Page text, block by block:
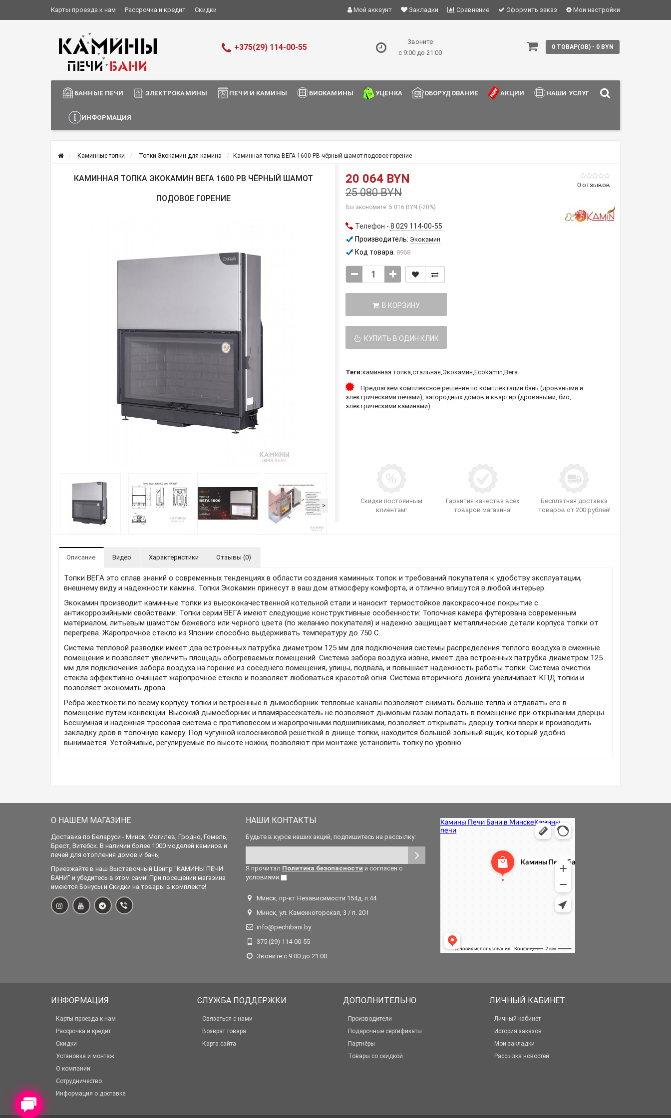
Карты проезда к нам Рассрочка и кредит Скидки
Информация о доставке
Мой аккаунт Закладки Сравнение Оформить заказ Мои настройки
+375(29) 114-00-55
Звоните
с 9:00 до 21:00
0 ТОВАР(ОВ) - 0 BYN
БАННЫЕ ПЕЧИ ЭЛЕКТРОКАМИНЫ ПЕЧИ И КАМИНЫ БИОКАМИНЫ УЦЕНКА ОБОРУДОВАНИЕ АКЦИИ НАШИ УСЛУГИ
ИНФОРМАЦИЯ
Каминные топки Топки Экокамин для камина Каминная топка ВЕГА 1600 РB чёрный шамот подовое горение
КАМИННАЯ ТОПКА ЭКОКАМИН ВЕГА 1600 РB ЧЁРНЫЙ ШАМОТ
ПОДОВОЕ ГОРЕНИЕ
>
0 отзывов
20 064 BYN
25 080 BYN
Вы экономите: 5 016 BYN (-20%)
Телефон - 8 029 114-00-55
Производитель: Экокамин
Код товара: 8968
В КОРЗИНУ
КУПИТЬ В ОДИН КЛИК
Теги:каминная топка,стальная,Экокамин,Ecokamin,Вега
Скидки постоянным
клиентам!
Гарантия качества всех
товаров магазина!
Бесплатная доставка
товаров от 200 рублей!
Предлагаем комплексное решение по комплектации бань (дровяными и
электрическими печами), загородных домов и квартир (дровяными, био,
электрическими каминами)
Описание Видео Характеристики Отзывы (0)
Топки ВЕГА это сплав знаний о современных тенденциях в области создания каминных топок и требований покупателя к удобству эксплуатации,
внешнему виду и надежности камина. Топки Экокамин принесут в ваш дом атмосферу комфорта, и отлично впишутся в любой интерьер.
Экокамин производит каминные топки из высококачественной котельной стали и наносит термостойкое лакокрасочное покрытие с
антикоррозийными свойствами. Топки серии ВЕГА имеют следующие конструктивные особенности: Топочная камера футерована современным
материалом, литьевым шамотом бежевого или черного цвета (по желанию покупателя) и надежно защищает металлические детали корпуса топки от
перегрева. Жаропрочное стекло из Японии способно выдерживать температуру до 750 С.
Система тепловой разводки имеет два встроенных патрубка диаметром 125 мм для подключения системы распределения теплого воздуха в смежные
помещения и позволяет увеличить площадь обогреваемых помещений. Система забора воздуха извне, имеет два встроенных патрубка диаметром 125
мм для подключения забора воздуха на горение из соседнего помещения, улицы, подвала, и повышает надежность работы топки. Система очистки
стекла эффективно очищает жаропрочное стекло и позволяет любоваться красотой огня. Система вторичного дожига увеличивает КПД топки и
позволяет экономить дрова.
Ребра жесткости по всему корпусу топки и встроенные в дымосборник тепловые каналы позволяют снимать больше тепла и отдавать его в
помещение путем конвекции. Высокий дымосборник и пламярассекатель не позволяют дымовым газам попадать в помещение при открывании дверцы.
Бесшумная и надежная тросовая система с противовесом и жаропрочными подшипниками, позволяет открывать дверцу топки вверх и производить
закладку дров в топочную камеру. Под чугунной колосниковой решеткой в днище топки, находится большой зольный ящик, который удобно
вынимается. Устойчивые, регулируемые по высоте ножки, позволяют при монтаже установить топку по уровню.
О НАШЕМ МАГАЗИНЕ
Доставка по Беларуси - Минск, Могилев, Гродно, Гомель,
Брест, Витебск. В наличии более 1000 моделей каминов и
печей для отопления домов и бань,
Приезжайте в наш Выставочный Центр "КАМИНЫ ПЕЧИ
БАНИ" и убедитесь в этом сами! При посещении магазина
имеются Бонусы и Скидки на товары в комплекте!
НАШИ КОНТАКТЫ
Будьте в курсе наших акций, подпишитесь на рассылку:
Я прочитал Политика безопасности и согласен с
условиями
Минск, пр-кт Независимости 154д, п.44
Минск, ул. Каменногорская, 3 / п. 201
info@pechibani.by
375 (29) 114-00-55
Звоните с 9:00 до 21:00
ИНФОРМАЦИЯ
Карты проезда к нам
Рассрочка и кредит
Скидки
Установка и монтаж
О компании
Сотрудничество
Информация о доставке
СЛУЖБА ПОДДЕРЖКИ
Связаться с нами
Возврат товара
Карта сайта
ДОПОЛНИТЕЛЬНО
Производители
Подарочные сертификаты
Партнёры
Товары со скидкой
ЛИЧНЫЙ КАБИНЕТ
Личный кабинет
История заказов
Мои закладки
Рассылка новостей